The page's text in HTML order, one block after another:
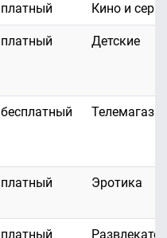
платный Кино и
платный Детские
бесплатный
платный Эротика
платный